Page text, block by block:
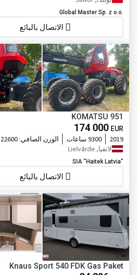
Global Master Sp. z o.o.
الاتصال بالبائع
KOMATSU 951
174 000 EUR
2019 9300 ساعات الوزن الصافي: 22600 kg
لاتفيا, Lielvārde
SIA "Haitek Latvia"
الاتصال بالبائع
Knaus Sport 540 FDK Gas Paket